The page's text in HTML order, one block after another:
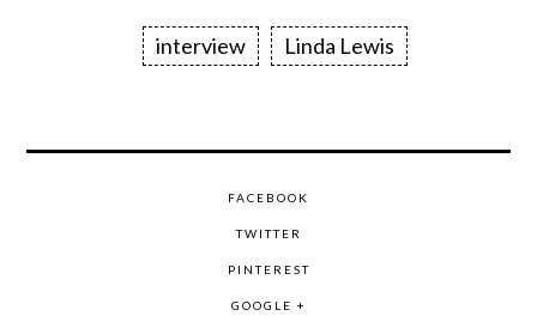
interview Linda Lewis
FACEBOOK
TWITTER
PINTEREST
GOOGLE +